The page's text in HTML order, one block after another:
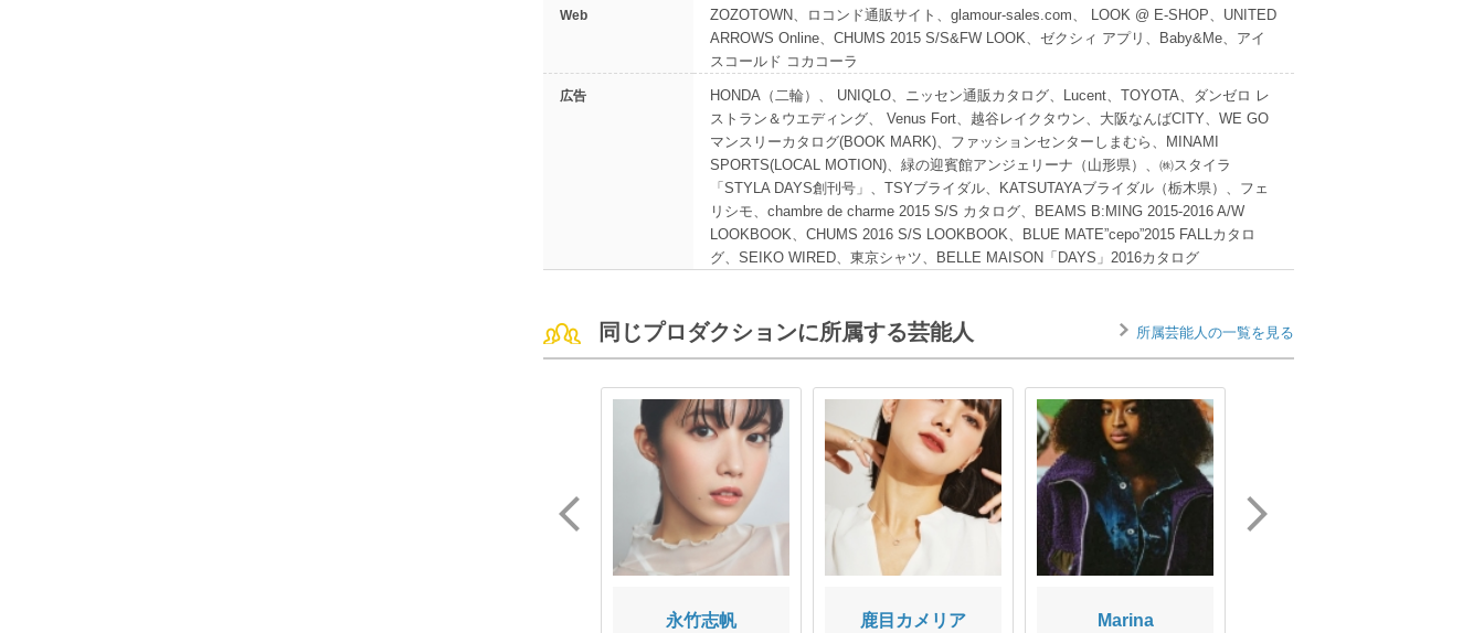
Web
ZOZOTOWN、ロコンド通販サイト、glamour-sales.com、 LOOK @ E-SHOP、UNITED
ARROWS Online、CHUMS 2015 S/S&FW LOOK、ゼクシィ アプリ、Baby&Me、アイ
スコールド コカコーラ
広告
HONDA（二輪）、 UNIQLO、ニッセン通販カタログ、Lucent、TOYOTA、ダンゼロ レ
ストラン＆ウエディング、 Venus Fort、越谷レイクタウン、大阪なんばCITY、WE GO
マンスリーカタログ(BOOK MARK)、ファッションセンターしまむら、MINAMI
SPORTS(LOCAL MOTION)、緑の迎賓館アンジェリーナ（山形県）、㈱スタイラ
「STYLA DAYS創刊号」、TSYブライダル、KATSUTAYAブライダル（栃木県）、フェ
リシモ、chambre de charme 2015 S/S カタログ、BEAMS B:MING 2015-2016 A/W
LOOKBOOK、CHUMS 2016 S/S LOOKBOOK、BLUE MATE”cepo”2015 FALLカタロ
グ、SEIKO WIRED、東京シャツ、BELLE MAISON「DAYS」2016カタログ
同じプロダクションに所属する芸能人 所属芸能人の一覧を見る
永竹志帆 鹿目カメリア Marina